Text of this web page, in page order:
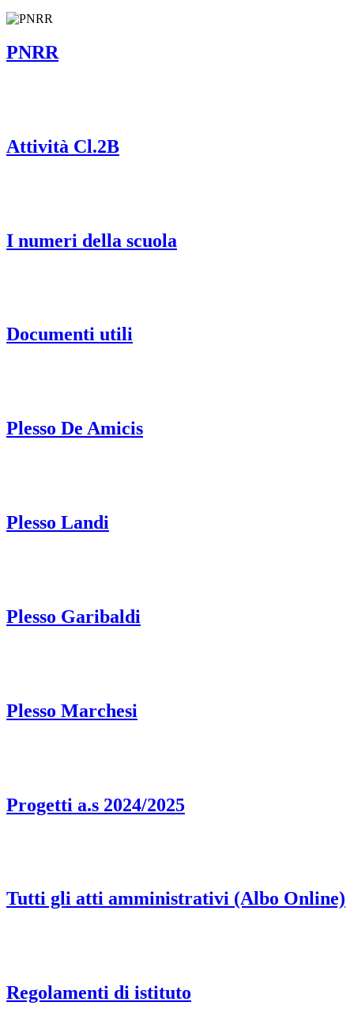
PNRR
Attività Cl.2B
I numeri della scuola
Documenti utili
Plesso De Amicis
Plesso Landi
Plesso Garibaldi
Plesso Marchesi
Progetti a.s 2024/2025
Tutti gli atti amministrativi (Albo Online)
Regolamenti di istituto